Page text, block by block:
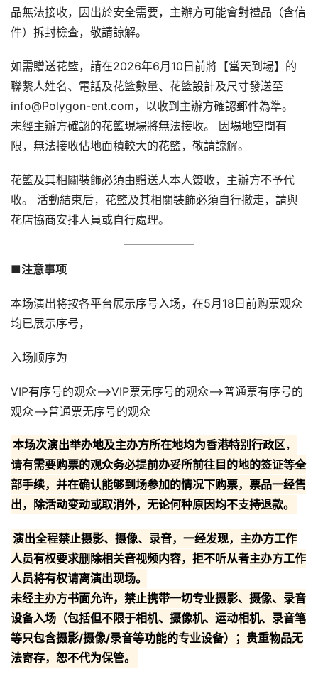
品無法接收，因出於安全需要，主辦方可能會對禮品（含信
件）拆封檢查，敬請諒解。
如需贈送花籃，請在2026年6月10日前將【當天到場】的
聯繫人姓名、電話及花籃數量、花籃設計及尺寸發送至
info@Polygon-ent.com，以收到主辦方確認郵件為準。
未經主辦方確認的花籃現場將無法接收。 因場地空間有
限，無法接收佔地面積較大的花籃，敬請諒解。
花籃及其相關裝飾必須由贈送人本人簽收，主辦方不予代
收。 活動結束后，花籃及其相關裝飾必須自行撤走，請與
花店協商安排人員或自行處理。
■注意事项
本场演出将按各平台展示序号入场，在5月18日前购票观众
均已展示序号，
入场顺序为
VIP有序号的观众–>VIP票无序号的观众–>普通票有序号的
观众–>普通票无序号的观众
本场次演出举办地及主办方所在地均为香港特别行政区，
请有需要购票的观众务必提前办妥所前往目的地的签证等全
部手续，并在确认能够到场参加的情况下购票，票品一经售
出，除活动变动或取消外，无论何种原因均不支持退款。
演出全程禁止摄影、摄像、录音，一经发现，主办方工作
人员有权要求删除相关音视频内容，拒不听从者主办方工作
人员将有权请离演出现场。
未经主办方书面允许，禁止携带一切专业摄影、摄像、录音
设备入场（包括但不限于相机、摄像机、运动相机、录音笔
等只包含摄影/摄像/录音等功能的专业设备）；贵重物品无
法寄存，恕不代为保管。